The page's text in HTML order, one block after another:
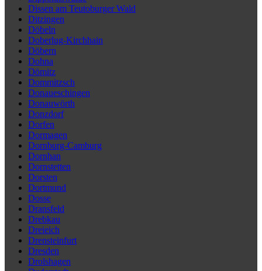
Dissen am Teutoburger Wald
Ditzingen
Döbeln
Doberlug-Kirchhain
Döbern
Dohna
Dömitz
Dommitzsch
Donaueschingen
Donauwörth
Donzdorf
Dorfen
Dormagen
Dornburg-Camburg
Dornhan
Dornstetten
Dorsten
Dortmund
Dosse
Dransfeld
Drebkau
Dreieich
Drensteinfurt
Dresden
Drolshagen